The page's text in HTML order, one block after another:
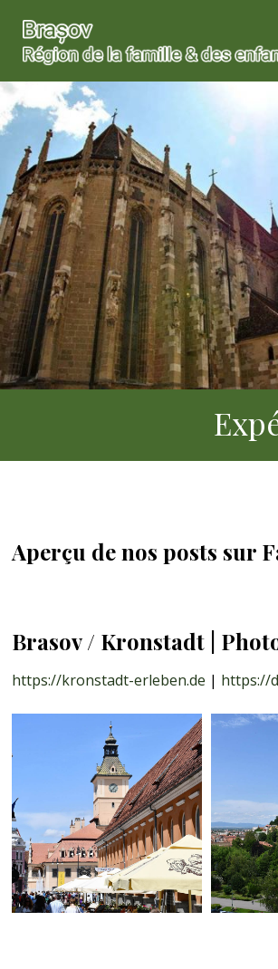
Aperçu de nos posts sur
Brasov / Kronstadt |
https://kronstadt-erleben.de | https://